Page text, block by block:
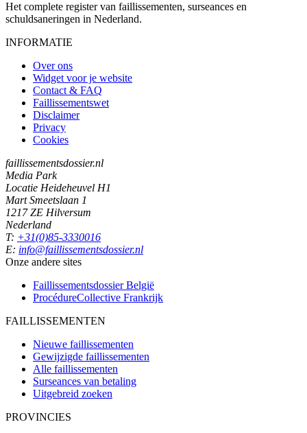
Het complete register van faillissementen, surseances en
schuldsaneringen in Nederland.
INFORMATIE
Over ons
Widget voor je website
Contact & FAQ
Faillissementswet
Disclaimer
Privacy
Cookies
faillissementsdossier.nl
Media Park
Locatie Heideheuvel H1
Mart Smeetslaan 1
1217 ZE Hilversum
Nederland
T: +31(0)85-3330016
E: info@faillissementsdossier.nl
Onze andere sites
Faillissementsdossier België
ProcédureCollective Frankrijk
FAILLISSEMENTEN
Nieuwe faillissementen
Gewijzigde faillissementen
Alle faillissementen
Surseances van betaling
Uitgebreid zoeken
PROVINCIES